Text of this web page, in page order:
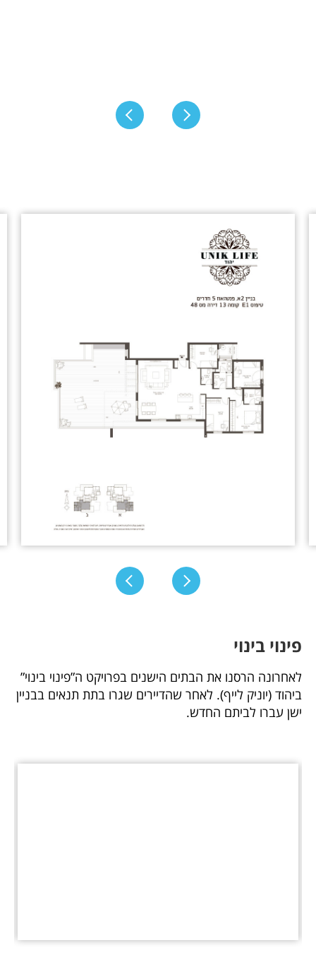
פינוי בינוי
לאחרונה הרסנו את הבתים הישנים בפרויקט ה”פינוי בינוי”
ביהוד (יוניק לייף). לאחר שהדיירים שגרו בתת תנאים בבניין
ישן עברו לביתם החדש.